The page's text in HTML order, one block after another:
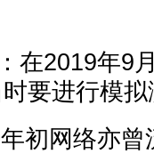
在2019年9
要进行模
初网络亦